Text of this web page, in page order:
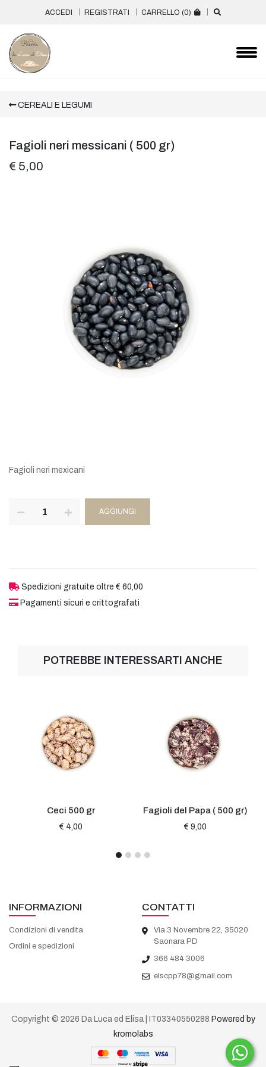
ACCEDI REGISTRATI CARRELLO (0)
CEREALI E LEGUMI
Fagioli neri messicani ( 500 gr)
€ 5,00
Fagioli neri mexicani
AGGIUNGI
Spedizioni gratuite oltre € 60,00
Pagamenti sicuri e crittografati
POTREBBE INTERESSARTI ANCHE
Ceci 500 gr
€ 4,00
Fagioli del Papa ( 500 gr)
€ 9,00
INFORMAZIONI
Condizioni di vendita
Ordini e spedizioni
CONTATTI
Via 3 Novembre 22, 35020
Saonara PD
366 484 3006
elscpp78@gmail.com
Copyright © 2026 Da Luca ed Elisa | IT03340550288 Powered by
kromolabs